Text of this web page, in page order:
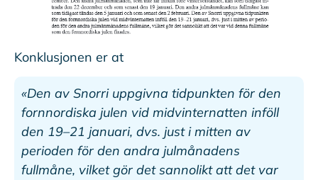
Konklusjonen er at
«Den av Snorri uppgivna tidpunkten för den
fornnordiska julen vid midvinternatten inföll
den 19–21 januari, dvs. just i mitten av
perioden för den andra julmånadens
fullmåne, vilket gör det sannolikt att det var